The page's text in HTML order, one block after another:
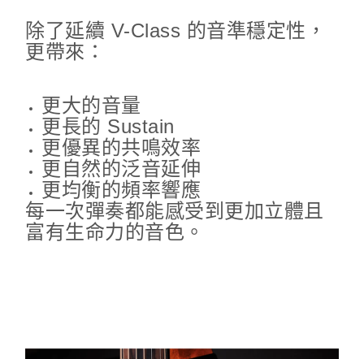
除了延續 V-Class 的音準穩定性，
更帶來：
更大的音量
更長的 Sustain
更優異的共鳴效率
更自然的泛音延伸
更均衡的頻率響應
每一次彈奏都能感受到更加立體且
富有生命力的音色。